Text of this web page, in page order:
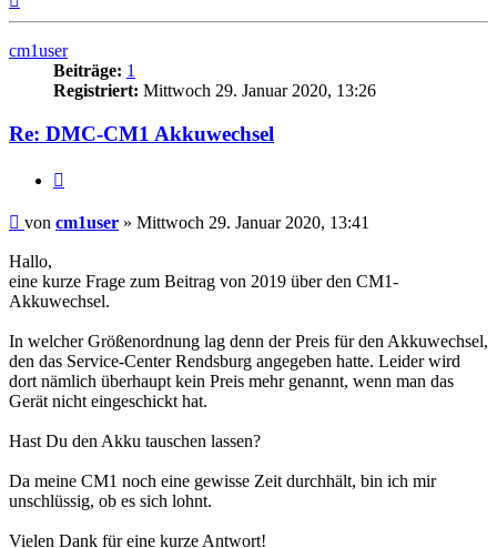
cm1user
Beiträge: 1
Registriert: Mittwoch 29. Januar 2020, 13:26
Re: DMC-CM1 Akkuwechsel
Beitrag
von cm1user » Mittwoch 29. Januar 2020, 13:41
Hallo,
eine kurze Frage zum Beitrag von 2019 über den CM1-
Akkuwechsel.
In welcher Größenordnung lag denn der Preis für den Akkuwechsel,
den das Service-Center Rendsburg angegeben hatte. Leider wird
dort nämlich überhaupt kein Preis mehr genannt, wenn man das
Gerät nicht eingeschickt hat.
Hast Du den Akku tauschen lassen?
Da meine CM1 noch eine gewisse Zeit durchhält, bin ich mir
unschlüssig, ob es sich lohnt.
Vielen Dank für eine kurze Antwort!